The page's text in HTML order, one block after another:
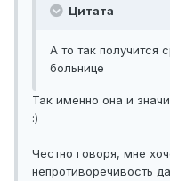
Цитата
А то так получится
больнице
Так именно она и
:)
Честно говоря, мне
непротиворечивость